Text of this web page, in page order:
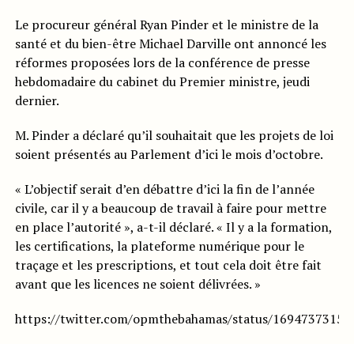
Le procureur général Ryan Pinder et le ministre de la
santé et du bien-être Michael Darville ont annoncé les
réformes proposées lors de la conférence de presse
hebdomadaire du cabinet du Premier ministre, jeudi
dernier.
M. Pinder a déclaré qu’il souhaitait que les projets de loi
soient présentés au Parlement d’ici le mois d’octobre.
« L’objectif serait d’en débattre d’ici la fin de l’année
civile, car il y a beaucoup de travail à faire pour mettre
en place l’autorité », a-t-il déclaré. « Il y a la formation,
les certifications, la plateforme numérique pour le
traçage et les prescriptions, et tout cela doit être fait
avant que les licences ne soient délivrées. »
https://twitter.com/opmthebahamas/status/